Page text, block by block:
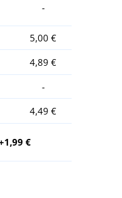
-
5,00 €
4,89 €
-
4,49 €
€